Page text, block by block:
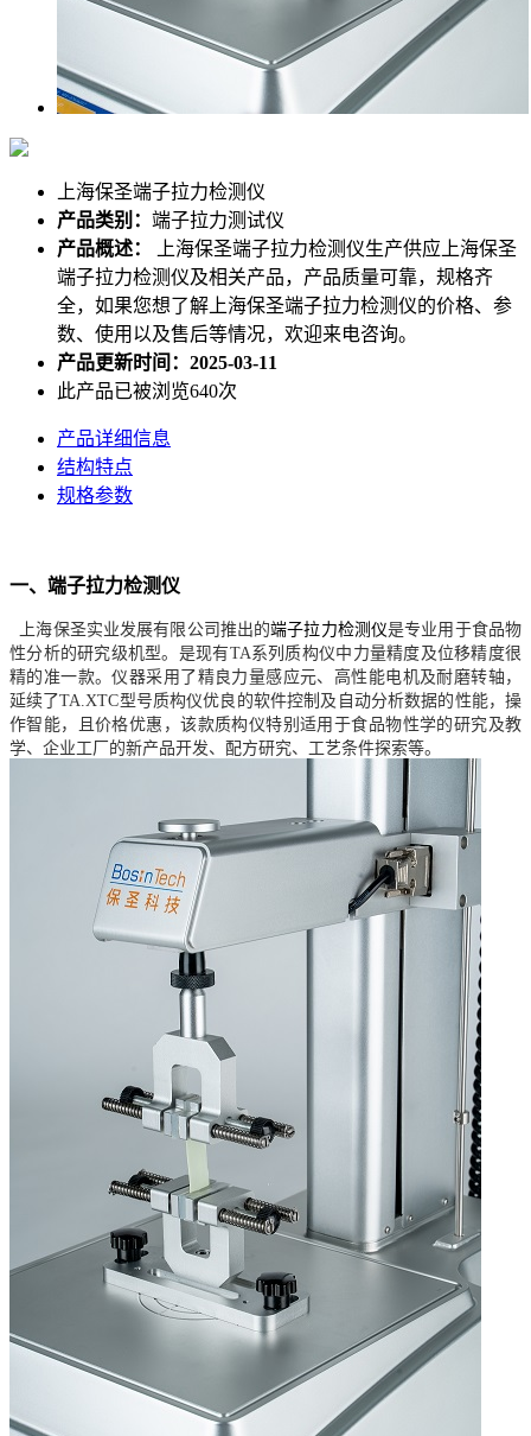
上海保圣端子拉力检测仪
产品类别： 端子拉力测试仪
产品概述：
上海保圣端子拉力检测仪生产供应上海保圣
端子拉力检测仪及相关产品，产品质量可靠，规格齐
全，如果您想了解上海保圣端子拉力检测仪的价格、参
数、使用以及售后等情况，欢迎来电咨询。
产品更新时间：2025-03-11
此产品已被浏览640次
产品详细信息
结构特点
规格参数
一、 端子拉力检测仪
上海保圣实业发展有限公司推出的端子拉力检测仪是专业用于食品物
性分析的研究级机型。是现有TA系列质构仪中力量精度及位移精度很
精的准一款。仪器采用了精良力量感应元、高性能电机及耐磨转轴，
延续了TA.XTC型号质构仪优良的软件控制及自动分析数据的性能，操
作智能，且价格优惠，该款质构仪特别适用于食品物性学的研究及教
学、企业工厂的新产品开发、配方研究、工艺条件探索等。